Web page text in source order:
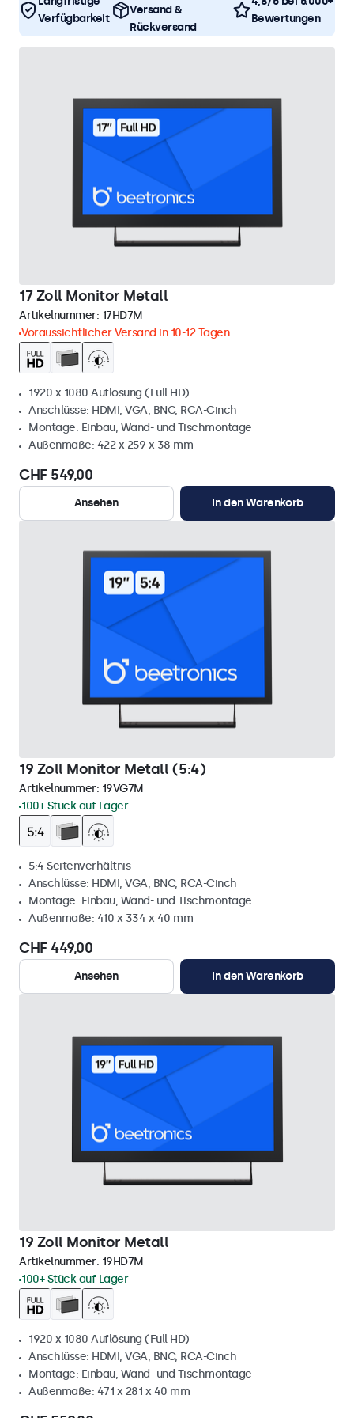
Verfügbarkeit
Versand &
Rückversand
Bewertungen
17 Zoll Monitor Metall
Artikelnummer: 17HD7M
Voraussichtlicher Versand in 10-12 Tagen
1920 x 1080 Auflösung (Full HD)
Anschlüsse: HDMI, VGA, BNC, RCA-Cinch
Montage: Einbau, Wand- und Tischmontage
Außenmaße: 422 x 259 x 38 mm
CHF 549,00
Ansehen In den Warenkorb
19 Zoll Monitor Metall (5:4)
Artikelnummer: 19VG7M
100+ Stück auf Lager
5:4 Seitenverhältnis
Anschlüsse: HDMI, VGA, BNC, RCA-Cinch
Montage: Einbau, Wand- und Tischmontage
Außenmaße: 410 x 334 x 40 mm
CHF 449,00
Ansehen In den Warenkorb
19 Zoll Monitor Metall
Artikelnummer: 19HD7M
100+ Stück auf Lager
1920 x 1080 Auflösung (Full HD)
Anschlüsse: HDMI, VGA, BNC, RCA-Cinch
Montage: Einbau, Wand- und Tischmontage
Außenmaße: 471 x 281 x 40 mm